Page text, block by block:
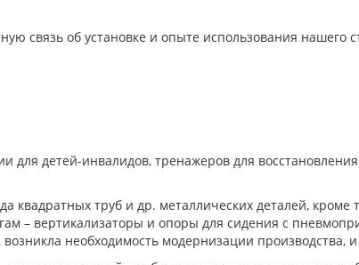
об установке и опыте использования нашего
для детей-инвалидов, тренажеров для
квадратных труб и др. металлических деталей,
вертикализаторы и опоры для сидения с
необходимость модернизации производства,